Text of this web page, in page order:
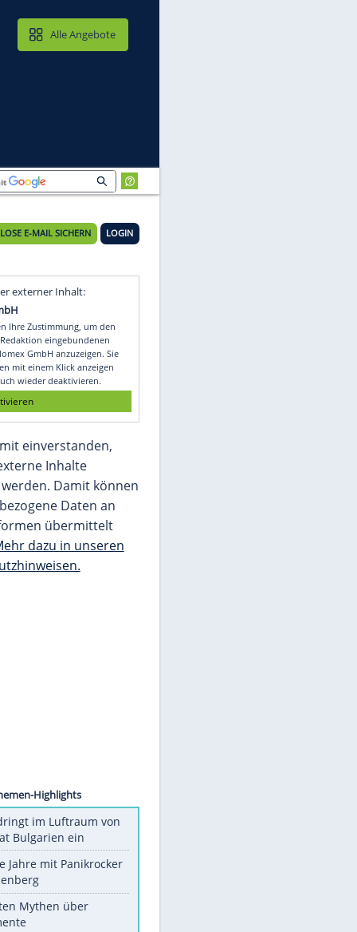
MAIL & CLOUD
KOSTENLOSE E-MAIL SICHERN
Empfohlener externer Inhalt:
Glomex GmbH
Wir benötigen Ihre Zustimmung, um den
von unserer Redaktion eingebundenen
Inhalt von Glomex GmbH anzuzeigen. Sie
können diesen mit einem Klick anzeigen
jetzt aktivieren
Ich bin damit einverstanden,
dass mir externe Inhalte